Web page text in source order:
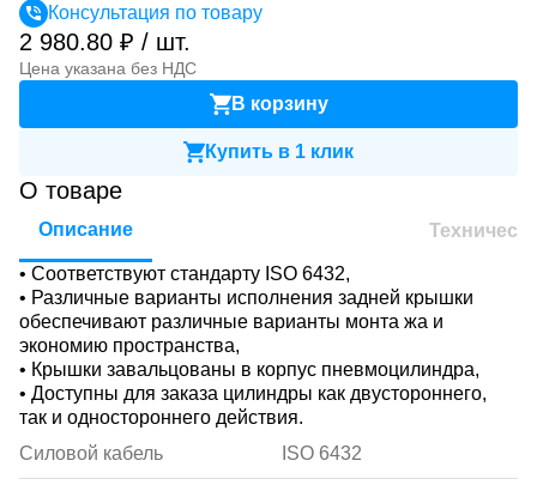
Консультация по товару
2 980.80 ₽ / шт.
Цена указана без НДС
В корзину
Купить в 1 клик
О товаре
Описание
• Соответствуют стандарту ISO 6432,
• Различные варианты исполнения задней крышки
обеспечивают различные варианты монта жа и
экономию пространства,
• Крышки завальцованы в корпус пневмоцилиндра,
• Доступны для заказа цилиндры как двустороннего,
так и одностороннего действия.
Силовой кабель
ISO 6432